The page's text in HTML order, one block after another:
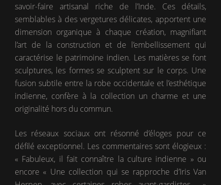
savoir-faire artisanal riche de l’Inde. Ces détails,
semblables à des vergetures délicates, apportent une
dimension organique à chaque création, magnifiant
l’art de la construction et de l’embellissement qui
caractérise le patrimoine indien. Les matières se font
sculptures, les formes se sculptent sur le corps. Une
fusion subtile entre la robe occidentale et l’esthétique
indienne, confère à la collection un charme et une
originalité hors du commun.
Les réseaux sociaux ont résonné d’éloges pour ce
défilé exceptionnel. Les commentaires sont élogieux :
« Fabuleux, il fait connaître la culture indienne » ou
encore « Une collection qui se rapproche d’Iris Van